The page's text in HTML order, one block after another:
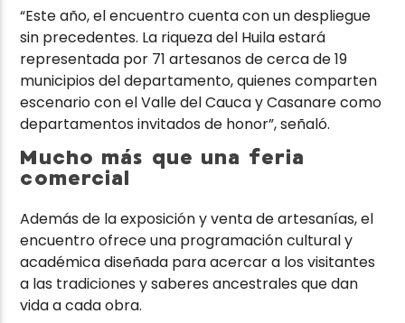
“Este año, el encuentro cuenta con un despliegue
sin precedentes. La riqueza del Huila estará
representada por 71 artesanos de cerca de 19
municipios del departamento, quienes comparten
escenario con el Valle del Cauca y Casanare como
departamentos invitados de honor”, señaló.
Mucho más que una feria
comercial
Además de la exposición y venta de artesanías, el
encuentro ofrece una programación cultural y
académica diseñada para acercar a los visitantes
a las tradiciones y saberes ancestrales que dan
vida a cada obra.